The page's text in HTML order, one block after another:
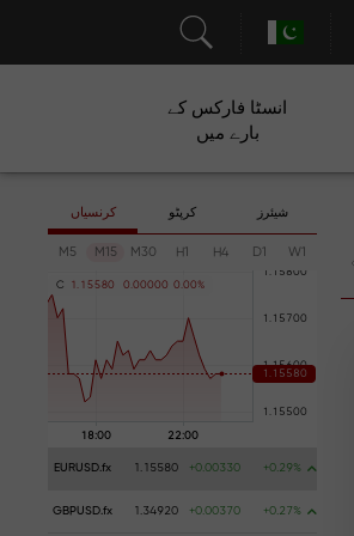
انسٹا فارکس کے
بارے میں
کرنسیاں کرپٹو شیئرز
M5 M15 M30 H1 H4 D1 W1
C 1 . 1 5580 0 .00000 0 .00%
EURUSD.fx 1.15580 +0.00330 +0.29%
GBPUSD.fx 1.34920 +0.00370 +0.27%